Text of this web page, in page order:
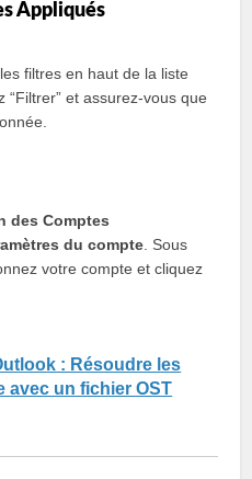
Appliqués
filtres en haut de la liste
“Filtrer” et assurez-vous que
des Comptes
du compte . Sous
votre compte et cliquez
: Résoudre les
avec un fichier OST